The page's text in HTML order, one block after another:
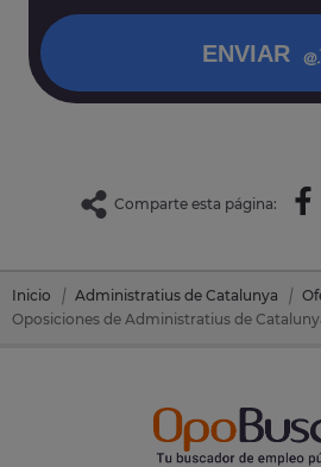
ENVIAR
Comparte esta página:
Inicio Administratius de Catalunya